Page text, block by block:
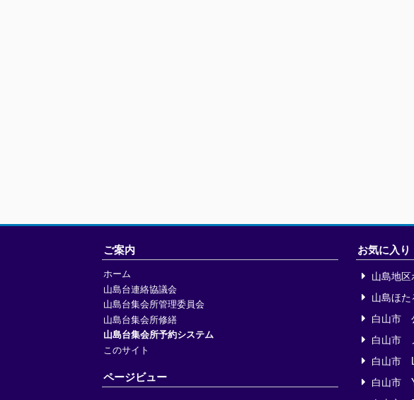
ご案内
ホーム
山島台連絡協議会
山島台集会所管理委員会
山島台集会所修繕
山島台集会所予約システム
このサイト
ページビュー
お気に入り
山島地区
山島ほ
白山市
白山市
白山市
白山市